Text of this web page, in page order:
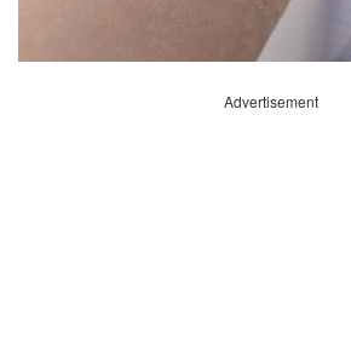
Advertisement